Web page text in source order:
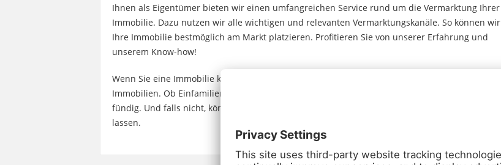
Ihnen als Eigentümer bieten wir einen umfangreichen Service rund um die Vermarktung Ihrer
Immobilie. Dazu nutzen wir alle wichtigen und relevanten Vermarktungskanäle. So können wir
Ihre Immobilie bestmöglich am Markt platzieren. Profitieren Sie von unserer Erfahrung und
unserem Know-how!
Wenn Sie eine Immobilie kaufen oder mieten möchten, finden Sie bei uns ausgewählte
Immobilien. Ob Einfamilienhaus oder Wohnung, in unserem Portfolio werden Sie bestimmt
fündig. Und falls nicht, können Sie uns gerne auch für Sie nach Ihrer Traum-Immobilie suchen
lassen.